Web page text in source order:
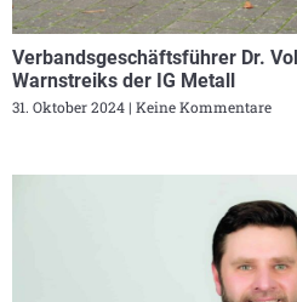
Verbandsgeschäftsführer Dr.
Warnstreiks der IG Metall
31. Oktober 2024 Keine Kommentare